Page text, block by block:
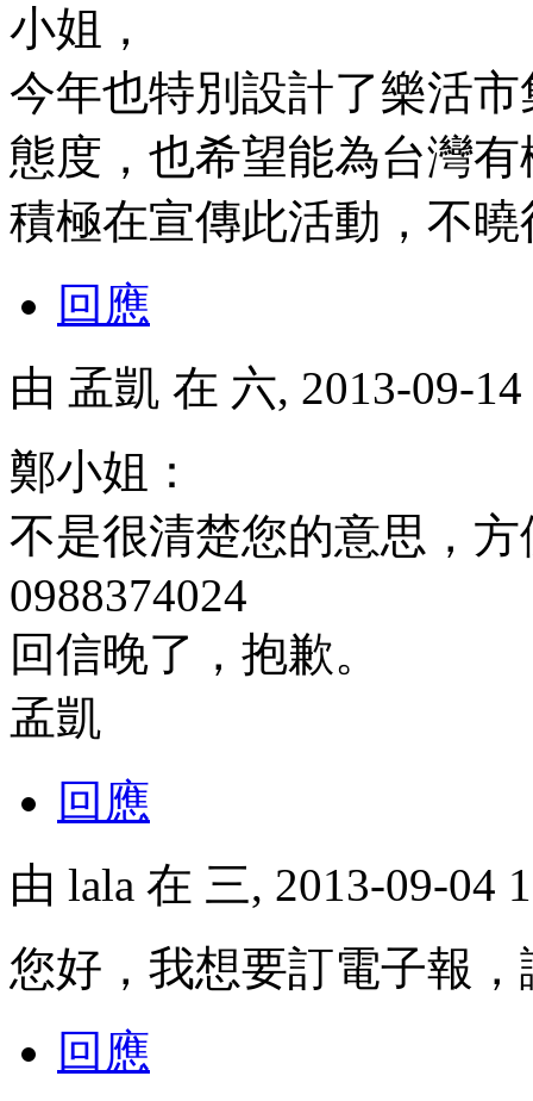
小姐，
今年也特別設計了樂活
態度，也希望能為台灣
積極在宣傳此活動，不
回應
由 孟凱 在 六, 2013-09-
鄭小姐：
不是很清楚您的意思，
0988374024
回信晚了，抱歉。
孟凱
回應
由 lala 在 三, 2013-09-04
您好，我想要訂電子報，
回應